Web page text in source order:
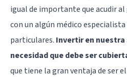
igual de importante que acudir
con un algún médico
particulares. Invertir en nuestra
necesidad que debe ser
que tiene la gran ventaja de ser